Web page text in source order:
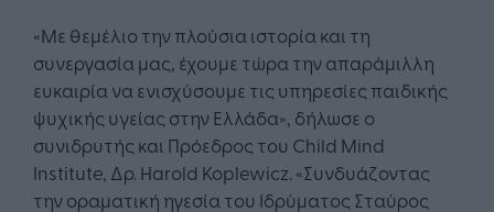
«Με θεμέλιο την πλούσια ιστορία και τη
συνεργασία μας, έχουμε τώρα την απαράμιλλη
ευκαιρία να ενισχύσουμε τις υπηρεσίες παιδικής
ψυχικής υγείας στην Ελλάδα», δήλωσε ο
συνιδρυτής και Πρόεδρος του Child Mind
Institute, Δρ. Harold Koplewicz. «Συνδυάζοντας
την οραματική ηγεσία του Ιδρύματος Σταύρος